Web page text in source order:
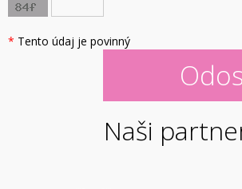
* Tento údaj je povinný
Naši